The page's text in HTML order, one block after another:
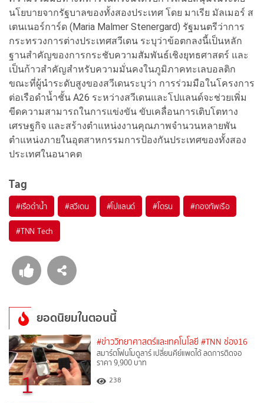
นโยบายจากรัฐบาลของทั้งสองประเทศ โดย มาเรีย มัลเมอร์ ส
เตนเนอร์การ์ด (Maria Malmer Stenergard) รัฐมนตรีว่าการ
กระทรวงการต่างประเทศสวีเดน ระบุว่าข้อตกลงนี้เป็นหลัก
ฐานสำคัญของการกระชับความสัมพันธ์เชิงยุทธศาสตร์ และ
เป็นก้าวสำคัญสำหรับความมั่นคงในภูมิภาคทะเลบอลติก
ขณะที่ผู้นำระดับสูงของสวีเดนระบุว่า การร่วมมือในโครงการ
ต่อเรือดำน้ำชั้น A26 ระหว่างสวีเดนและโปแลนด์จะช่วยเพิ่ม
ขีดความสามารถในการแข่งขัน ขับเคลื่อนการเติบโตทาง
เศรษฐกิจ และสร้างตำแหน่งงานคุณภาพจำนวนหลายพัน
ตำแหน่งภายในอุตสาหกรรมการป้องกันประเทศของทั้งสอง
ประเทศในอนาคต
Tag
#เรือดำน้ำ #สวีเดน #โปแลนด์ #โดรน #กองทัพเรือ
#TNN Tech
ยอดนิยมในตอนนี้
1
#ข่าววิทยาศาสตร์และเทคโนโลยี #TNN ช่อง16
สมาร์ตโฟนโมดูลาร์ เปลี่ยนคีย์แพดได้ ลดการติดจอ
ราคา 9,900 บาท
238